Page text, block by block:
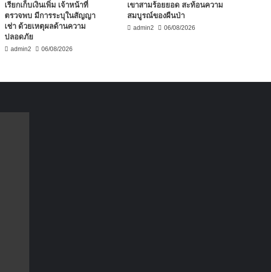
เรียกเก็บเงินเพิ่ม เจ้าหน้าที่
ตรวจพบ มีการระบุในสัญญา
เช่า ด้วยเหตุผลด้านความ
ปลอดภัย
admin2 06/08/2026
เขาสามร้อยยอด สะท้อนความ
สมบูรณ์ของผืนป่า
admin2 06/08/2026